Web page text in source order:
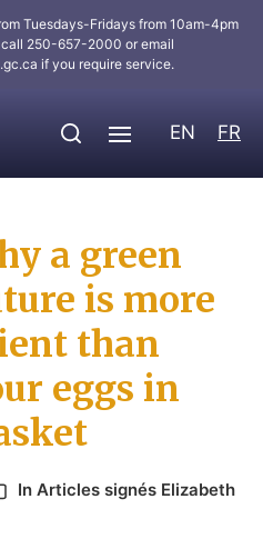
Tuesdays-Fridays from 10am-4pm
250-657-2000 or email
if you require service.
EN FR
a green
is more
than
eggs in
In Articles signés Elizabeth